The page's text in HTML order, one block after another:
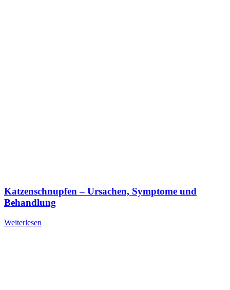
Katzenschnupfen – Ursachen, Symptome und
Behandlung
Weiterlesen